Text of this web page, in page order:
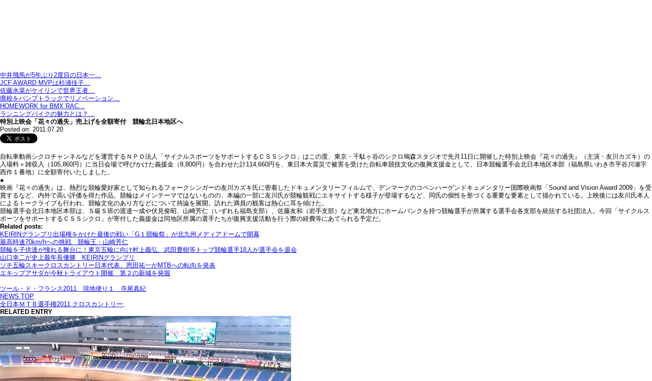
中井飛馬が5年ぶり2度目の日本一…
JCF AWARD MVPは杉浦佳子…
佐藤水菜がケイリンで世界王者…
廃校をパンプトラックでリノベーション…
HOMEWORK for BMX RAC…
ランニングバイクの魅力とは？…
特別上映会「花々の過失」売上げを全額寄付 競輪北日本地区へ
Posted on: 2011.07.20
自転車動画シクロチャンネルなどを運営するＮＰＯ法人「サイクルスポーツをサポートするＣＳＳシクロ」はこの度、東京・千駄ヶ谷のシクロ鳩森スタジオで先月11日に開催した特別上映会『花々の過失』（主演・友川カズキ）の
入場料＋雑収入（105,860円）に当日会場で呼びかけた義援金（8,800円）を合わせた計114,660円を、東日本大震災で被害を受けた自転車競技文化の復興支援金として、日本競輪選手会北日本地区本部（福島県いわき市平谷川瀬字
西作１番地）に全額寄付いたしました。
●
映画『花々の過失』は、熱烈な競輪愛好家として知られるフォークシンガーの友川カズキ氏に密着したドキュメンタリーフィルムで、デンマークのコペンハーゲンドキュメンタリー国際映画祭「Sound and Vision Award 2009」を受
賞するなど、内外で高い評価を得た作品。競輪はメインテーマではないものの、本編の一部に友川氏が競輪観戦にエキサイトする様子が登場するなど、同氏の個性を形づくる重要な要素として描かれている。上映後には友川氏本人
によるトークライブも行われ、競輪文化のあり方などについて持論を展開。訪れた満員の観客は熱心に耳を傾けた。
競輪選手会北日本地区本部は、Ｓ級Ｓ班の渡邉一成や伏見俊昭、山崎芳仁（いずれも福島支部）、佐藤友和（岩手支部）など東北地方にホームバンクを持つ競輪選手が所属する選手会各支部を統括する社団法人。今回「サイクルス
ポーツをサポートするＣＳＳシクロ」が寄付した義援金は同地区所属の選手たちが復興支援活動を行う際の経費等にあてられる予定だ。
Related posts:
KEIRINグランプリ出場権をかけた最後の戦い「G１競輪祭」が北九州メディアドームで開幕
最高時速70km/hへの挑戦 競輪王・山崎芳仁
競輪を子供達が憧れる舞台に！東京五輪に向け村上義弘、武田豊樹等トップ競輪選手18人が選手会を退会
山口幸二が史上最年長優勝 KEIRINグランプリ
ソチ五輪スキークロスカントリー日本代表、恩田祐一がMTBへの転向を発表
エキップアサダが今秋トライアウト開催 第２の新城を発掘
ツール・ド・フランス2011 現地便り１ 寺尾真紀
NEWS TOP
全日本ＭＴＢ選手権2011 クロスカントリー;
RELATED ENTRY